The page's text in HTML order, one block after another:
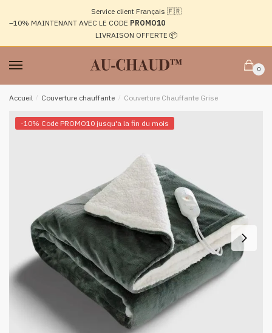
navigation
Service client Français 🇫🇷
–10% MAINTENANT AVEC LE CODE PROMO10
LIVRAISON OFFERTE 📦
0
Accueil / Couverture chauffante / Couverture Chauffante Grise
-10% Code PROMO10 jusqu'a la fin du mois